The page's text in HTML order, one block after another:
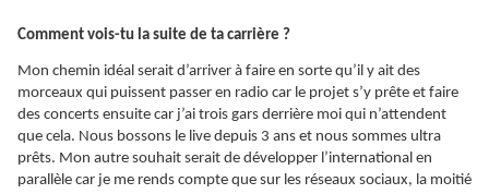
Comment vois-tu la suite de ta carrière ?
Mon chemin idéal serait d’arriver à faire en sorte qu’il y ait des
morceaux qui puissent passer en radio car le projet s’y prête et faire
des concerts ensuite car j’ai trois gars derrière moi qui n’attendent
que cela. Nous bossons le live depuis 3 ans et nous sommes ultra
prêts. Mon autre souhait serait de développer l’international en
parallèle car je me rends compte que sur les réseaux sociaux, la moitié